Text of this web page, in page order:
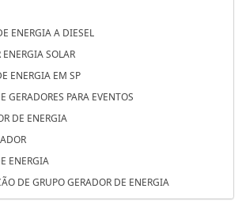
PARA CASAMENTO SOROCABA
PARA CASAMENTO SÃO BERNARDO DO
PARA CASAMENTO OSASCO
OSASCO
DE ENERGIA SÃO JOSÉ DOS CAMPOS
DE ENERGIA SANTO ANDRÉ
DE ENERGIA A DIESEL SOROCABA
DE ENERGIA A DIESEL SÃO BERNARDO DO
ENERGIA A DIESEL
ENERGIA SOLAR
ENERGIA EM SP
GERADORES PARA EVENTOS
DE ENERGIA
ENERGIA
DE GRUPO GERADOR DE ENERGIA